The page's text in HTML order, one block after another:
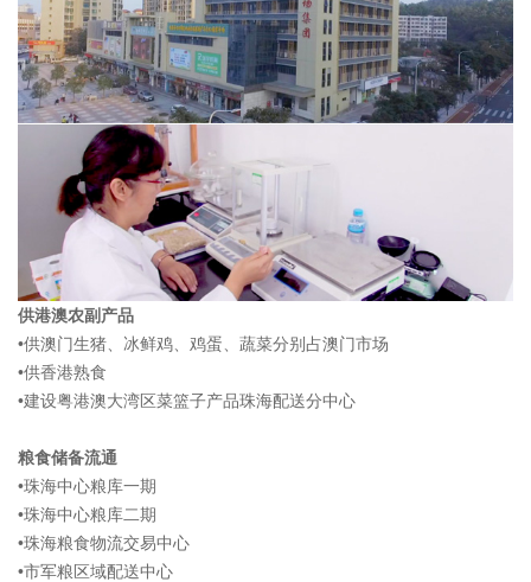
供港澳农副产品
•供澳门生猪、冰鲜鸡、鸡蛋、蔬菜分别占澳门市场
•供香港熟食
•建设粤港澳大湾区菜篮子产品珠海配送分中心
粮食储备流通
•珠海中心粮库一期
•珠海中心粮库二期
•珠海粮食物流交易中心
•市军粮区域配送中心